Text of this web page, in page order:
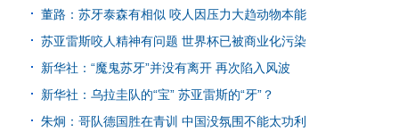
董路：苏牙泰森有相似 咬人因压力大趋动物本能
苏亚雷斯咬人精神有问题 世界杯已被商业化污染
新华社：“魔鬼苏牙”并没有离开 再次陷入风波
新华社：乌拉圭队的“宝” 苏亚雷斯的“牙”？
朱炯：哥队德国胜在青训 中国没氛围不能太功利